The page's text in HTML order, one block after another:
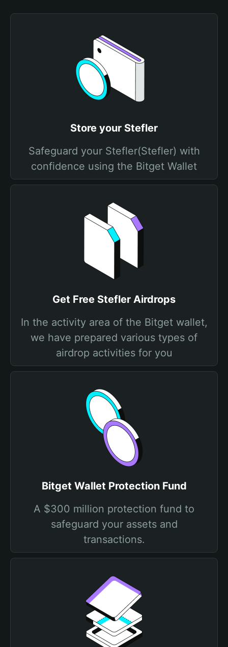
Store your Stefler
Safeguard your Stefler(Stefler) with
confidence using the Bitget Wallet
Get Free Stefler Airdrops
In the activity area of the Bitget wallet,
we have prepared various types of
airdrop activities for you
Bitget Wallet Protection Fund
A $300 million protection fund to
safeguard your assets and
transactions.